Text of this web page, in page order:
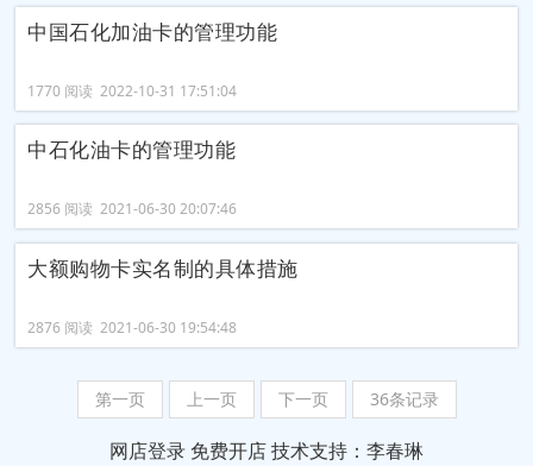
中国石化加油卡的管理功能
1770 阅读 2022-10-31 17:51:04
中石化油卡的管理功能
2856 阅读 2021-06-30 20:07:46
大额购物卡实名制的具体措施
2876 阅读 2021-06-30 19:54:48
第一页 上一页 下一页 36条记录
网店登录 免费开店技术支持：李春琳